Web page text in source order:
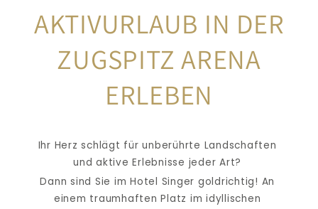
AKTIVURLAUB IN DER
ZUGSPITZ ARENA
ERLEBEN
Ihr Herz schlägt für unberührte Landschaften
und aktive Erlebnisse jeder Art?
Dann sind Sie im Hotel Singer goldrichtig! An
einem traumhaften Platz im idyllischen